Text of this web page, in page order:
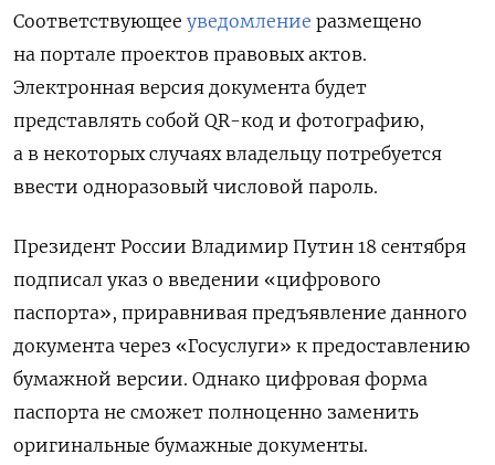
Соответствующее уведомление размещено
на портале проектов правовых актов.
Электронная версия документа будет
представлять собой QR-код и фотографию,
а в некоторых случаях владельцу потребуется
ввести одноразовый числовой пароль.
Президент России Владимир Путин 18 сентября
подписал указ о введении «цифрового
паспорта», приравнивая предъявление данного
документа через «Госуслуги» к предоставлению
бумажной версии. Однако цифровая форма
паспорта не сможет полноценно заменить
оригинальные бумажные документы.